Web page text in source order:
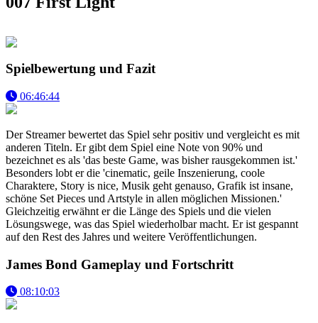
Spielbewertung und Fazit
06:46:44
Der Streamer bewertet das Spiel sehr positiv und vergleicht es mit
anderen Titeln. Er gibt dem Spiel eine Note von 90% und
bezeichnet es als 'das beste Game, was bisher rausgekommen ist.'
Besonders lobt er die 'cinematic, geile Inszenierung, coole
Charaktere, Story is nice, Musik geht genauso, Grafik ist insane,
schöne Set Pieces und Artstyle in allen möglichen Missionen.'
Gleichzeitig erwähnt er die Länge des Spiels und die vielen
Lösungswege, was das Spiel wiederholbar macht. Er ist gespannt
auf den Rest des Jahres und weitere Veröffentlichungen.
James Bond Gameplay und Fortschritt
08:10:03